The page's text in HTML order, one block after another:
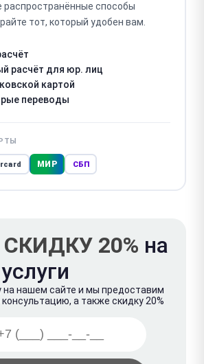
распространённые способы
тот, который удобен вам.
расчёт для юр. лиц
картой
переводы
МИР СБП
СКИДКУ 20% на
на нашем сайте и мы предоставим
а также скидку 20%